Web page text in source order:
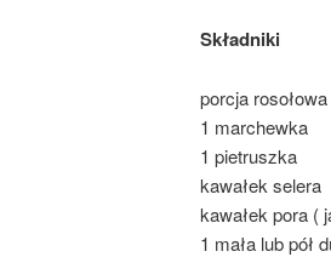
Składniki
porcja
1 marchewka
1 pietruszka
kawałek selera
kawałek pora (
1 mała lub pół